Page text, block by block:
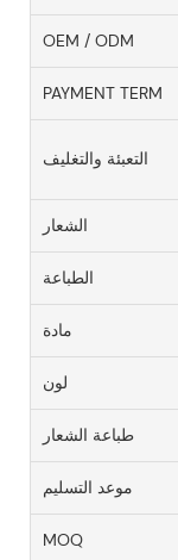
OEM / ODM
PAYMENT TERM
التعبئة والتغليف
الشعار
الطباعة
مادة
لون
طباعة الشعار
موعد التسليم
MOQ